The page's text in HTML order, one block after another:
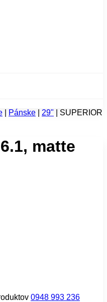
Pánske 29"
SUPERIOR
matte
0948 993 236